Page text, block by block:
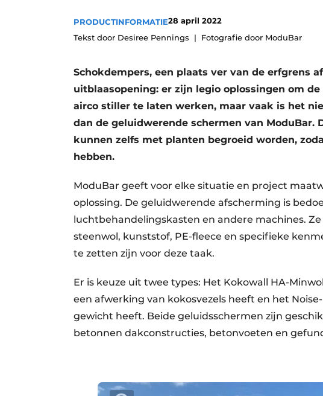
Video’s
PRODUCTINFORMATIE28 april 2022
Tekst door Desiree Pennings
Fotografie door ModuBar
Schokdempers, een plaats ver van de erfgrens
uitblaasopening: er zijn legio oplossingen om
airco stiller te laten werken, maar vaak is het
dan de geluidwerende schermen van ModuBar.
kunnen zelfs met planten begroeid worden,
hebben.
ModuBar geeft voor elke situatie en project
oplossing. De geluidwerende afscherming is
luchtbehandelingskasten en andere machines.
steenwol, kunststof, PE-fleece en specifieke
te zetten zijn voor deze taak.
Er is keuze uit twee types: Het Kokowall HA-
een afwerking van kokosvezels heeft en het
gewicht heeft. Beide geluidsschermen zijn
betonnen dakconstructies, betonvoeten en